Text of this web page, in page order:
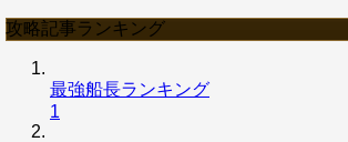
攻略記事ランキング
最強船長ランキング
1